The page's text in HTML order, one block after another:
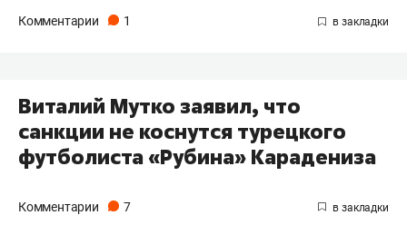
Комментарии 1
Виталий Мутко заявил, что
санкции не коснутся турецкого
футболиста «Рубина» Карадениза
Комментарии 7